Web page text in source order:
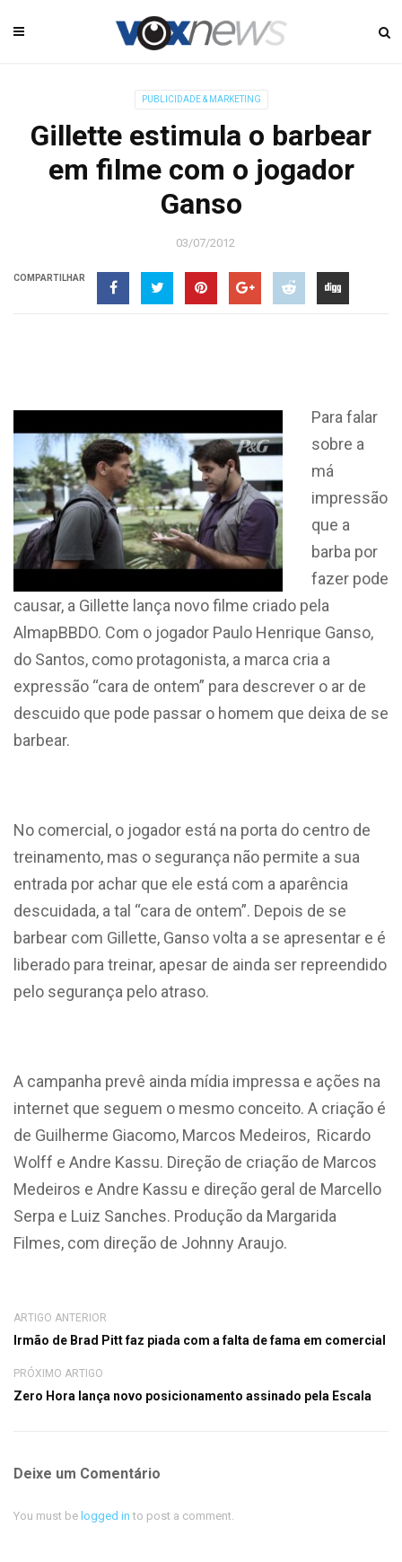
PUBLICIDADE & MARKETING
Gillette estimula o barbear
em filme com o jogador
Ganso
03/07/2012
COMPARTILHAR
Para falar
sobre a
má
impressão
que a
barba por
fazer pode
causar, a Gillette lança novo filme criado pela
AlmapBBDO. Com o jogador Paulo Henrique Ganso,
do Santos, como protagonista, a marca cria a
expressão “cara de ontem” para descrever o ar de
descuido que pode passar o homem que deixa de se
barbear.
No comercial, o jogador está na porta do centro de
treinamento, mas o segurança não permite a sua
entrada por achar que ele está com a aparência
descuidada, a tal “cara de ontem”. Depois de se
barbear com Gillette, Ganso volta a se apresentar e é
liberado para treinar, apesar de ainda ser repreendido
pelo segurança pelo atraso.
A campanha prevê ainda mídia impressa e ações na
internet que seguem o mesmo conceito. A criação é
de Guilherme Giacomo, Marcos Medeiros, Ricardo
Wolff e Andre Kassu. Direção de criação de Marcos
Medeiros e Andre Kassu e direção geral de Marcello
Serpa e Luiz Sanches. Produção da Margarida
Filmes, com direção de Johnny Araujo.
ARTIGO ANTERIOR
Irmão de Brad Pitt faz piada com a falta de fama em comercial
PRÓXIMO ARTIGO
Zero Hora lança novo posicionamento assinado pela Escala
Deixe um Comentário
You must be logged in to post a comment.